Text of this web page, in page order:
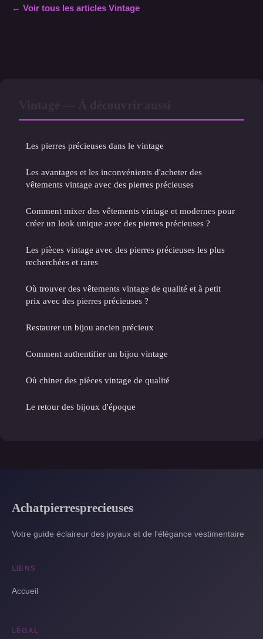
← Voir tous les articles Vintage
Les pierres précieuses dans le vintage
Les avantages et les inconvénients d'acheter des
vêtements vintage avec des pierres précieuses
Comment mixer des vêtements vintage et modernes pour
créer un look unique avec des pierres précieuses ?
Les pièces vintage avec des pierres précieuses les plus
recherchées et rares
Où trouver des vêtements vintage de qualité et à petit
prix avec des pierres précieuses ?
Restaurer un bijou ancien précieux
Comment authentifier un bijou vintage
Où chiner des pièces vintage de qualité
Le retour des bijoux d'époque
Achatpierresprecieuses
Votre guide éclaireur des joyaux et de l'élégance vestimentaire
LIENS
Accueil
LÉGAL